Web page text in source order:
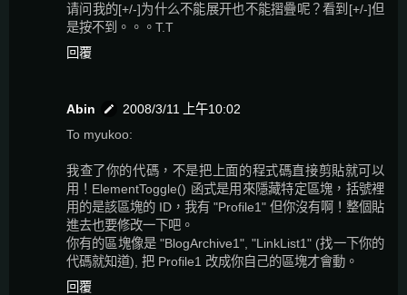
请问我的[+/-]为什么不能展开也不能摺疊呢？看到[+/-]但
是按不到。。。T.T
回覆
Abin
2008/3/11 上午10:02
To myukoo:
我查了你的代碼，不是把上面的程式碼直接剪貼就可以
用！ElementToggle() 函式是用來隱藏特定區塊，括號裡
用的是該區塊的 ID，我有 "Profile1" 但你沒有啊！整個貼
進去也要修改一下吧。
你有的區塊像是 "BlogArchive1", "LinkList1" (找一下你的
代碼就知道), 把 Profile1 改成你自己的區塊才會動。
回覆